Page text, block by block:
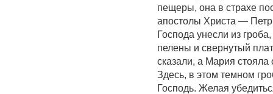
пещеры, она в страхе
апостолы Христа —
Господа унесли из
пелены и свернутый
сказали, а Мария
Здесь, в этом темном
Господь. Желая